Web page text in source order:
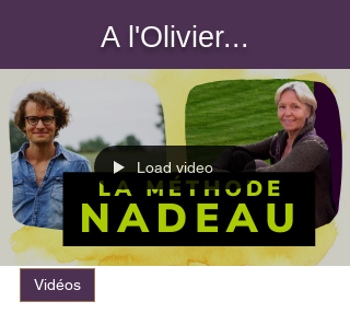
A l'Olivier...
Load video
Vidéos